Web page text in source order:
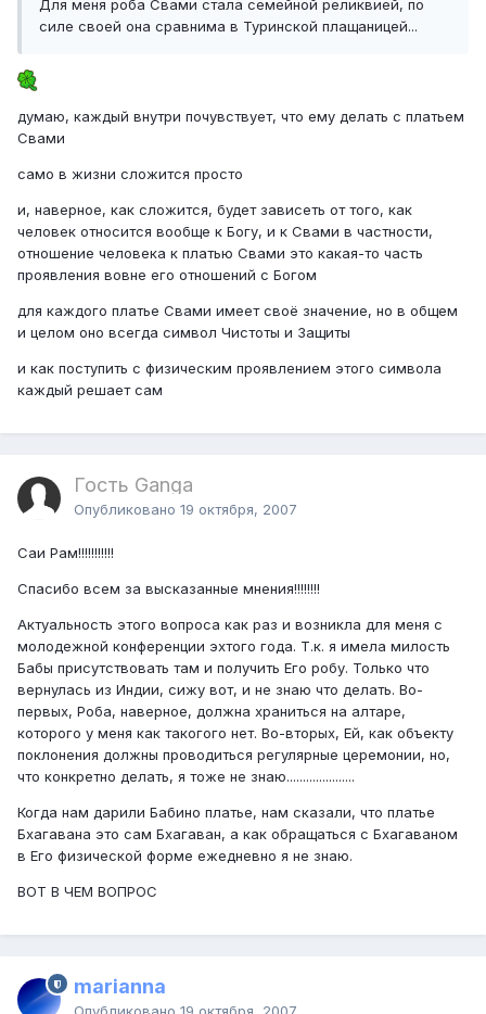
Для меня роба Свами стала семейной реликвией, по
силе своей она сравнима в Туринской плащаницей...
думаю, каждый внутри почувствует, что ему делать с платьем
Свами
само в жизни сложится просто
и, наверное, как сложится, будет зависеть от того, как
человек относится вообще к Богу, и к Свами в частности,
отношение человека к платью Свами это какая-то часть
проявления вовне его отношений с Богом
для каждого платье Свами имеет своё значение, но в общем
и целом оно всегда символ Чистоты и Защиты
и как поступить с физическим проявлением этого символа
каждый решает сам
Гость Ganga
Опубликовано 19 октября, 2007
Саи Рам!!!!!!!!!!!
Спасибо всем за высказанные мнения!!!!!!!!
Актуальность этого вопроса как раз и возникла для меня с
молодежной конференции эхтого года. Т.к. я имела милость
Бабы присутствовать там и получить Его робу. Только что
вернулась из Индии, сижу вот, и не знаю что делать. Во-
первых, Роба, наверное, должна храниться на алтаре,
которого у меня как такогого нет. Во-вторых, Ей, как объекту
поклонения должны проводиться регулярные церемонии, но,
что конкретно делать, я тоже не знаю.....................
Когда нам дарили Бабино платье, нам сказали, что платье
Бхагавана это сам Бхагаван, а как обращаться с Бхагаваном
в Его физической форме ежедневно я не знаю.
ВОТ В ЧЕМ ВОПРОС
marianna